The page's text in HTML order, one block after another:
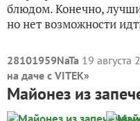
блюдом. Конечно,
но нет возможности
28101959NaTa 19 августа
на даче с VITEK»
Майонез из